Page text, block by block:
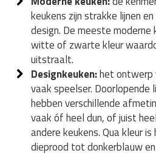
keukens zijn strakke lijnen
design. De meeste moderne
witte of zwarte kleur
uitstraalt.
Designkeuken:het ontwerp
vaak speelser. Doorlopende
hebben verschillende
vaak óf heel dun, of juist
andere keukens. Qua kleur
dieprood tot donkerblauw